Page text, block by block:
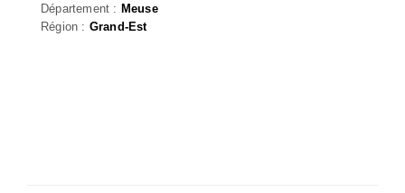
Département : Meuse
Région : Grand-Est